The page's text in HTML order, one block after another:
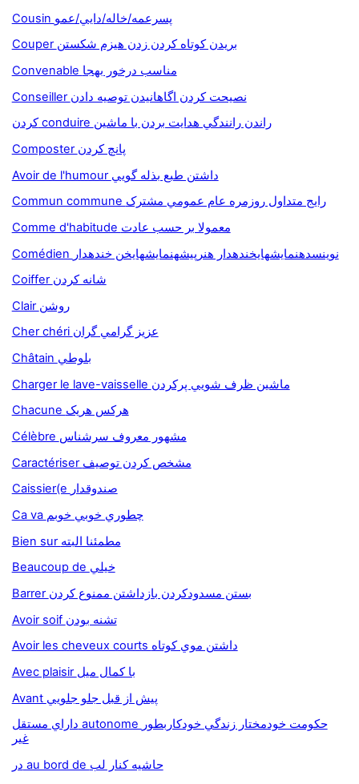
Cousin پسرعمه/خاله/دايي/عمو
Couper بريدن کوتاه کردن زدن هيزم شکستن
Convenable مناسب درخور بهجا
Conseiller نصيحت کردن اگاهانيدن توصيه دادن
کردن conduire راندن رانندگي هدايت بردن با ماشين
Composter پانچ كردن
Avoir de l'humour داشتن طبع بذله گويي
Commun commune رايج متداول روزمره عام عمومي مشترک
Comme d'habitude معمولا بر حسب عادت
Comédien نوينسدهنمايشهايخندهدار هنرپيشهنمايشهايخن خندهدار
Coiffer شانه کردن
Clair روشن
Cher chéri عزيز گرامي گران
Châtain بلوطي
Charger le lave-vaisselle ماشين ظرف شويي پرکردن
Chacune هرکس هريک
Célèbre مشهور معروف سرشناس
Caractériser مشخص کردن توصيف
Caissier(e صندوقدار
Ca va چطوري خوبي خوبم
Bien sur مطمئنا البته
Beaucoup de خيلي
Barrer بستن مسدودکردن بازداشتن ممنوع کردن
Avoir soif تشنه بودن
Avoir les cheveux courts داشتن موي كوتاه
Avec plaisir با کمال ميل
Avant پيش از قبل جلو جلويي
داراي مستقل autonome حکومت خودمختار زندگي خودکاربطور
غير
در au bord de حاشيه کنار لب